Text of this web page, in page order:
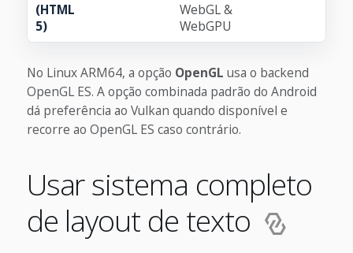
(HTML
5)
WebGL &
WebGPU
No Linux ARM64, a opção OpenGL usa o backend
OpenGL ES. A opção combinada padrão do Android
dá preferência ao Vulkan quando disponível e
recorre ao OpenGL ES caso contrário.
Usar sistema completo
de layout de texto